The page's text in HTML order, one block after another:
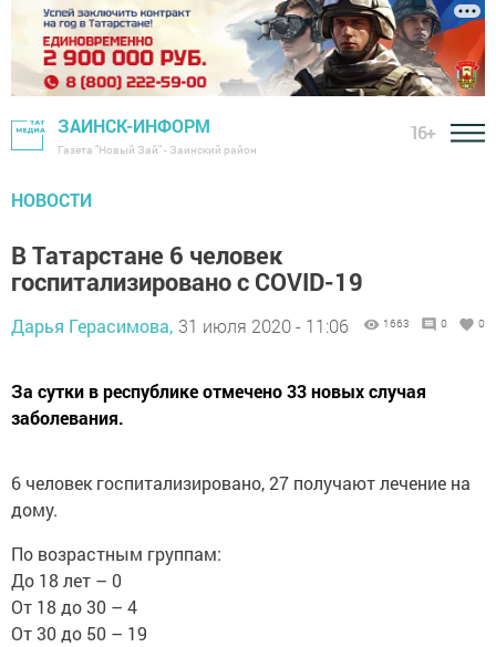
ЗАИНСК-ИНФОРМ
Газета "Новый Зай" - Заинский район
16+
НОВОСТИ
В Татарстане 6 человек
госпитализировано с COVID-19
Дарья Герасимова, 31 июля 2020 - 11:06 1663 0 0
За сутки в республике отмечено 33 новых случая
заболевания.
6 человек госпитализировано, 27 получают лечение на
дому.
По возрастным группам:
До 18 лет – 0
От 18 до 30 – 4
От 30 до 50 – 19